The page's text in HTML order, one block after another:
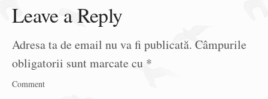
Leave a Reply
Adresa ta de email nu va fi publicată. Câmpurile
obligatorii sunt marcate cu *
Comment